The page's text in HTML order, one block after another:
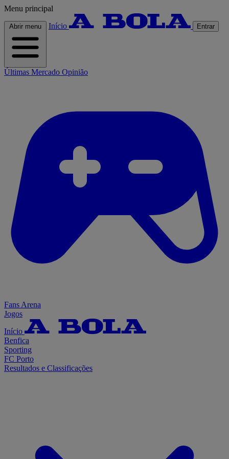
Menu principal
Abrir menu Início Entrar
Últimas Mercado Opinião
Fans Arena
Jogos
Início
Benfica
Sporting
FC Porto
Resultados e Classificações